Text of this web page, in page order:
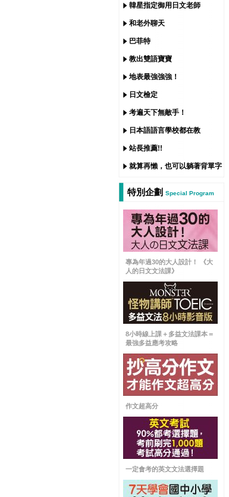
韓星指定御用日文老師
和老外聊天
巴菲特
教出雙語寶寶
地表最強強強！
日文檢定
考遍天下無敵手！
日本語語言學校都在教
站長推薦!!
就算再懶，也可以躺著背單字
特別企劃 Special Program
專為年過30的大人設計！ 《大
人的日文文法課》
8小時線上課＋多益文法課本＝
最強多益應考攻略
作文超高分
一定會考的英文文法選擇題